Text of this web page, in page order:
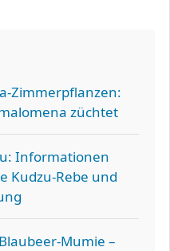
Zimmerpflanzen:
züchtet
Informationen
Kudzu-Rebe und
Mumie –